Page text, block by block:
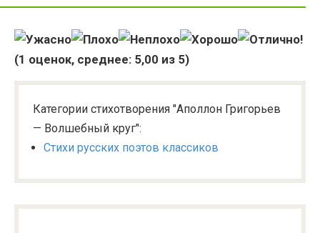
(1 оценок, среднее: 5,00 из 5)
Категории стихотворения "Аполлон Григорьев
— Волшебный круг":
Стихи русских поэтов классиков